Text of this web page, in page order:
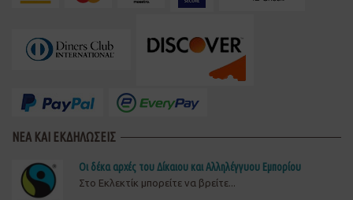
ΝΕΑ ΚΑΙ ΕΚΔΗΛΩΣΕΙΣ
Οι δέκα αρχές του Δίκαιου και Αλληλέγγυου Εμπορίου
Στο Εκλεκτίκ μπορείτε να βρείτε...